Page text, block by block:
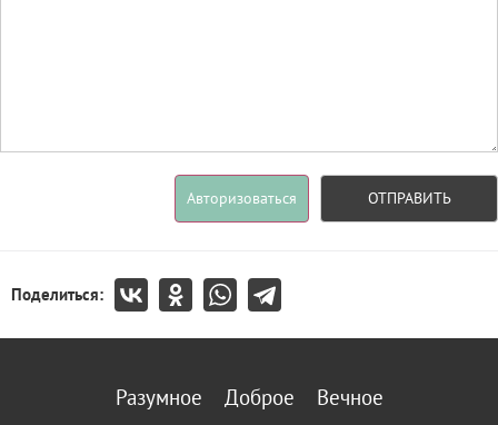
Авторизоваться ОТПРАВИТЬ
Поделиться:
Разумное Доброе Вечное